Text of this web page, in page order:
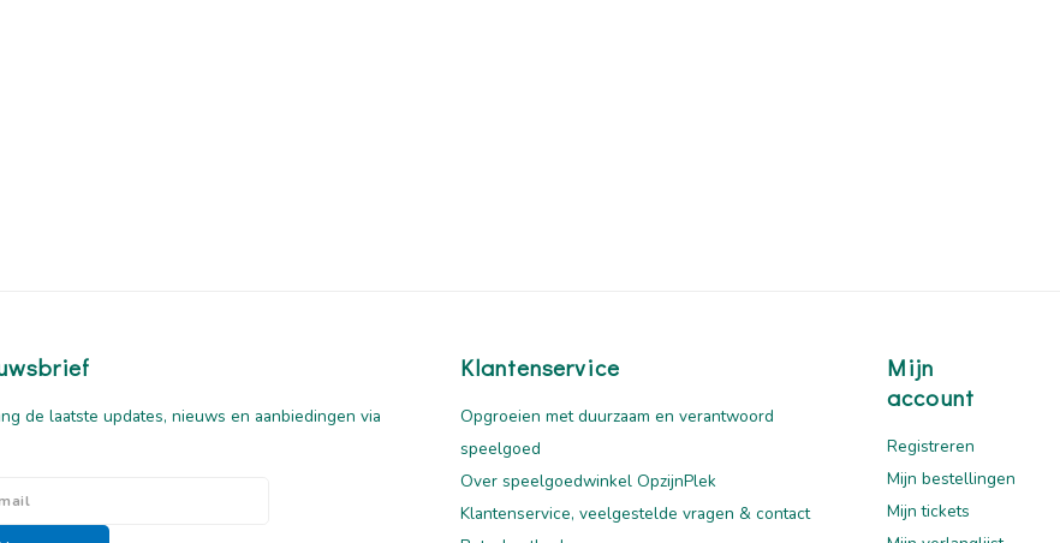
de laatste updates, nieuws en aanbiedingen via
Klantenservice
Opgroeien met duurzaam en verantwoord
speelgoed
Over speelgoedwinkel OpzijnPlek
Klantenservice, veelgestelde vragen & contact
Mijn
account
Registreren
Mijn bestellingen
Mijn tickets